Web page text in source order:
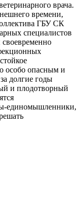
врача.
времени,
ГБУ СК
специалистов
своевременно
особо опасным и
долгие годы
и плодотворный
­единомышленники,